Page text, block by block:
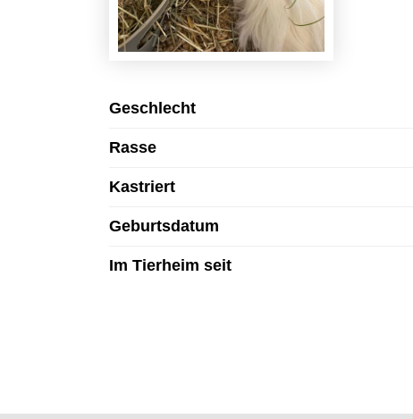
Geschlecht
Rasse
Kastriert
Geburtsdatum
Im Tierheim seit